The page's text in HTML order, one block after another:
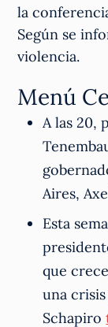
la
Según se
violencia.
Menú
A las 20,
Aires,
Esta
que
una
Schapiro